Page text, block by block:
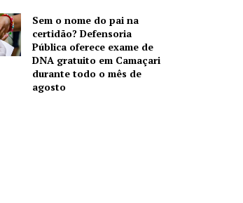
Sem o nome do pai na
certidão? Defensoria
Pública oferece exame de
DNA gratuito em Camaçari
durante todo o mês de
agosto